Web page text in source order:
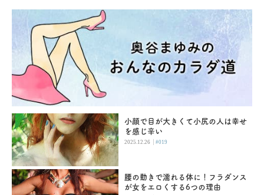
小顔で目が大きくて小尻の人は幸せ
を感じ辛い
2025.12.26 |#019
腰の動きで濡れる体に！フラダンス
が女をエロくする6つの理由